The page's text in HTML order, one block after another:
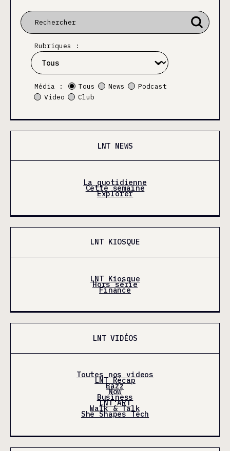
Rubriques :
Média : Tous News
Podcast
Video
Club
LNT NEWS
La quotidienne
Cette semaine
Explorer
LNT KIOSQUE
LNT Kiosque
Hors série
Finance
LNT VIDÉOS
Toutes nos videos
LNT Récap
Bazz
Now
Business
LNT'ART
Walk & Talk
She Shapes Tech